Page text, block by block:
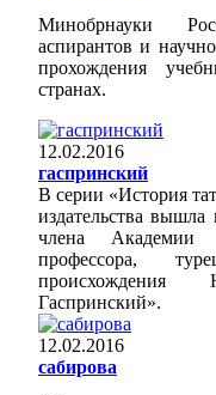
Минобрнауки
аспирантов и
прохождения
странах.
12.02.2016
гаспринский
В серии «История
издательства вышла
члена Академии
профессора,
Гаспринский».
12.02.2016
сабирова